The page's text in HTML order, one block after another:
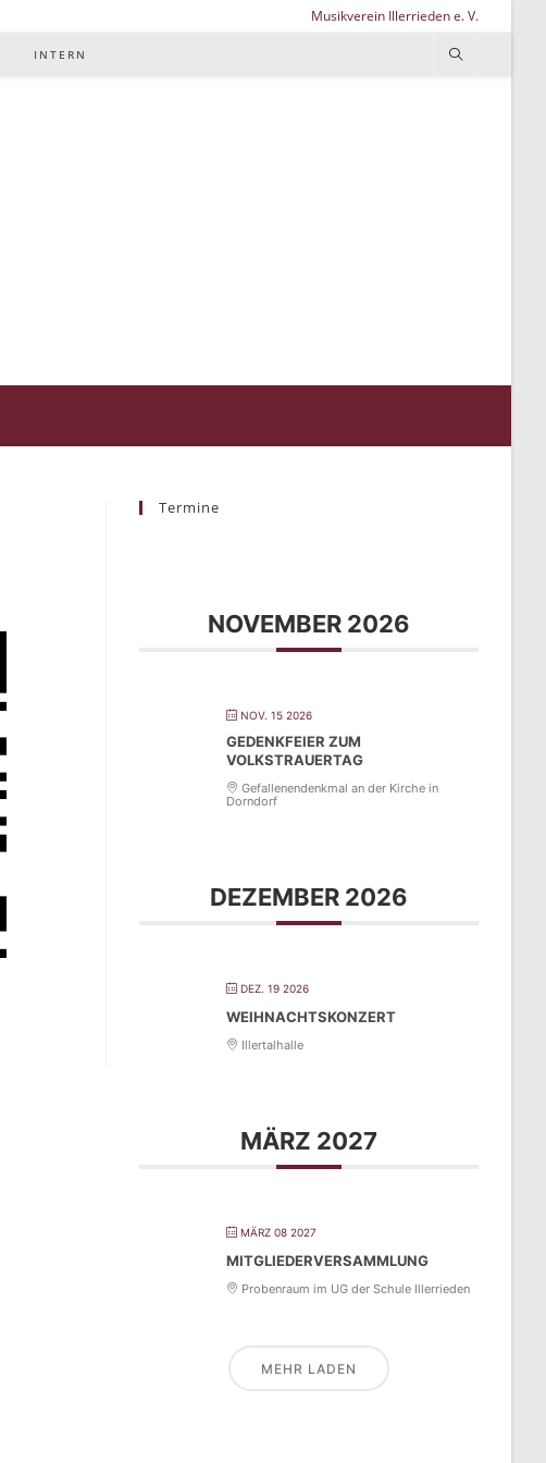
Musikverein Illerrieden e. V.
INTERN
Termine
NOVEMBER 2026
NOV. 15 2026
GEDENKFEIER ZUM
VOLKSTRAUERTAG
Gefallenendenkmal an der Kirche in
Dorndorf
DEZEMBER 2026
DEZ. 19 2026
WEIHNACHTSKONZERT
Illertalhalle
MÄRZ 2027
MÄRZ 08 2027
MITGLIEDERVERSAMMLUNG
Probenraum im UG der Schule Illerrieden
MEHR LADEN